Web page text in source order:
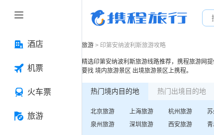
酒店
机票
火车票
旅游
旅游 > 印第安纳波利斯旅游攻略
精选印第安纳波利斯旅游线路推荐，携程旅游网
要找 境内旅游景区 出境旅游景区上携程。
热门境内目的地 热门出境目的地
北京旅游 上海旅游 杭州旅游 苏
泉州旅游 深圳 旅游 西安旅游 青